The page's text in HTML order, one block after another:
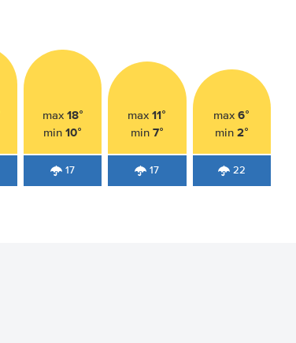
max 18°
min10°
17
max11°
min 7°
17
max6°
min 2°
22